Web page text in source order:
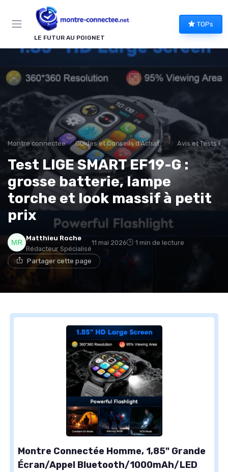
LE FUTUR AU POIGNET
TOPs
Montre connectee Guides et Conseils d'Achat montee connectée Avis et Tests
Test LIGE SMART EF19-G :
grosse batterie, lampe
torche et look massif à petit
prix
Matthieu Roche
Rédacteur Spécialisé
11 mai 2026 1 min de lecture
Partager cette page
Montre Connectée Homme, 1,85" Grande
Écran/Appel Bluetooth/1000mAh/LED
Panneau de gestion des cookies